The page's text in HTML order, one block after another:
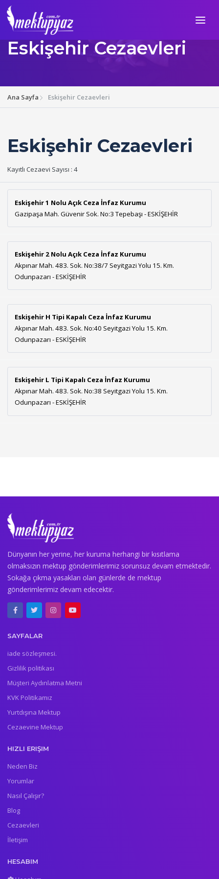
Eskişehir Cezaevleri
Ana Sayfa Eskişehir Cezaevleri
Eskişehir Cezaevleri
Kayıtlı Cezaevi Sayısı : 4
Eskişehir 1 Nolu Açık Ceza İnfaz Kurumu
Gazipaşa Mah. Güvenir Sok. No:3 Tepebaşı - ESKİŞEHİR
Eskişehir 2 Nolu Açık Ceza İnfaz Kurumu
Akpınar Mah. 483. Sok. No:38/7 Seyitgazi Yolu 15. Km.
Odunpazarı - ESKİŞEHİR
Eskişehir H Tipi Kapalı Ceza İnfaz Kurumu
Akpınar Mah. 483. Sok. No:40 Seyitgazi Yolu 15. Km.
Odunpazarı - ESKİŞEHİR
Eskişehir L Tipi Kapalı Ceza İnfaz Kurumu
Akpınar Mah. 483. Sok. No:38 Seyitgazi Yolu 15. Km.
Odunpazarı - ESKİŞEHİR
Dünyanın her yerine, her kuruma herhangi bir kısıtlama
olmaksızın mektup gönderimlerimiz sorunsuz devam etmektedir.
Sokağa çıkma yasakları olan günlerde de mektup
gönderimlerimiz devam edecektir.
SAYFALAR
iade sözleşmesi.
Gizlilik politikası
Müşteri Aydınlatma Metni
KVK Politikamız
Yurtdışına Mektup
Cezaevine Mektup
HIZLI ERIŞIM
Neden Biz
Yorumlar
Nasıl Çalışır?
Blog
Cezaevleri
İletişim
HESABIM